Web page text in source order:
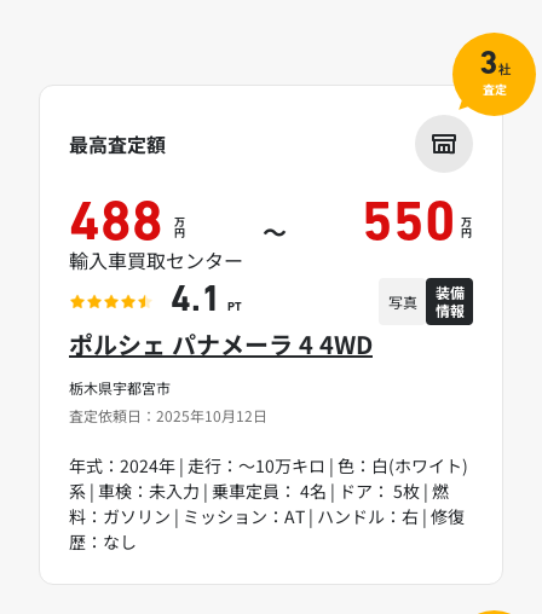
栃木県宇都宮市
査定依頼日：2025年10月12日
ポルシェ パナメーラ 4 4WD
年式：2024年 | 走行：～10万キロ | 色：白(ホワイト)
系 | 車検：未入力 | 乗車定員： 4名 | ドア： 5枚 | 燃
料：ガソリン | ミッション：AT | ハンドル：右 | 修復
歴：なし
最高査定額
488 万
円 ～ 550 万
円
輸入車買取センター
4.1 PT 写真
装備
情報
3社
査定